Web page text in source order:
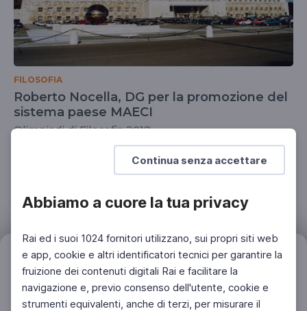
Continua senza accettare
Abbiamo a cuore la tua privacy
Rai ed i suoi 1024 fornitori utilizzano, sui propri siti web
e app, cookie e altri identificatori tecnici per garantire la
fruizione dei contenuti digitali Rai e facilitare la
navigazione e, previo consenso dell'utente, cookie e
strumenti equivalenti, anche di terzi, per misurare il
FILOSOFIA
Roberto Nocella, DG per la promozione del
sistema paese MAECI
Olimpiadi di Filosofia 2018
Filtri